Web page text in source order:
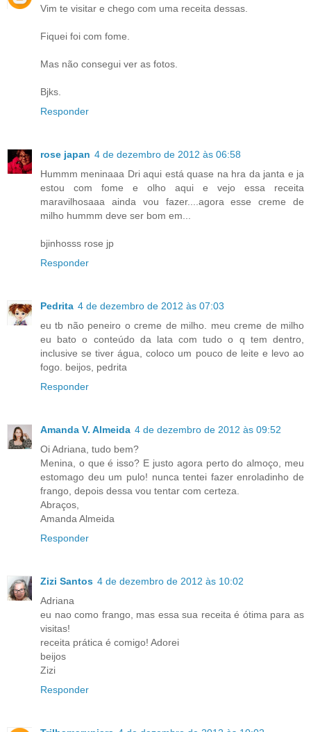
Vim te visitar e chego com uma receita dessas.
Fiquei foi com fome.
Mas não consegui ver as fotos.
Bjks.
Responder
rose japan 4 de dezembro de 2012 às 06:58
Hummm meninaaa Dri aqui está quase na hra da janta e ja
estou com fome e olho aqui e vejo essa receita
maravilhosaaa ainda vou fazer....agora esse creme de
milho hummm deve ser bom em...
bjinhosss rose jp
Responder
Pedrita 4 de dezembro de 2012 às 07:03
eu tb não peneiro o creme de milho. meu creme de milho
eu bato o conteúdo da lata com tudo o q tem dentro,
inclusive se tiver água, coloco um pouco de leite e levo ao
fogo. beijos, pedrita
Responder
Amanda V. Almeida 4 de dezembro de 2012 às 09:52
Oi Adriana, tudo bem?
Menina, o que é isso? E justo agora perto do almoço, meu
estomago deu um pulo! nunca tentei fazer enroladinho de
frango, depois dessa vou tentar com certeza.
Abraços,
Amanda Almeida
Responder
Zizi Santos 4 de dezembro de 2012 às 10:02
Adriana
eu nao como frango, mas essa sua receita é ótima para as
visitas!
receita prática é comigo! Adorei
beijos
Zizi
Responder